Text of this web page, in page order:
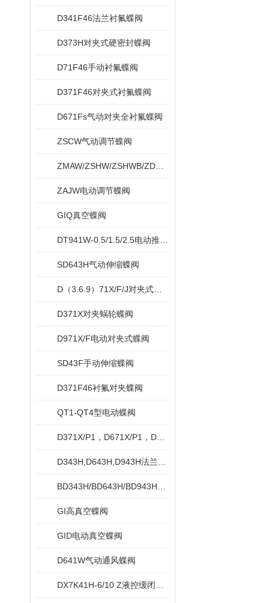
D341F46法兰衬氟蝶阀
D373H对夹式硬密封蝶阀
D71F46手动衬氟蝶阀
D371F46对夹式衬氟蝶阀
D671Fs气动对夹全衬氟蝶阀
ZSCW气动调节蝶阀
ZAJW电动调节蝶阀
GIQ真空蝶阀
SD643H气动伸缩蝶阀
D371X对夹蜗轮蝶阀
D971X/F电动对夹式蝶阀
SD43F手动伸缩蝶阀
D371F46衬氟对夹蝶阀
QT1-QT4型电动蝶阀
GI高真空蝶阀
GID电动真空蝶阀
D641W气动通风蝶阀